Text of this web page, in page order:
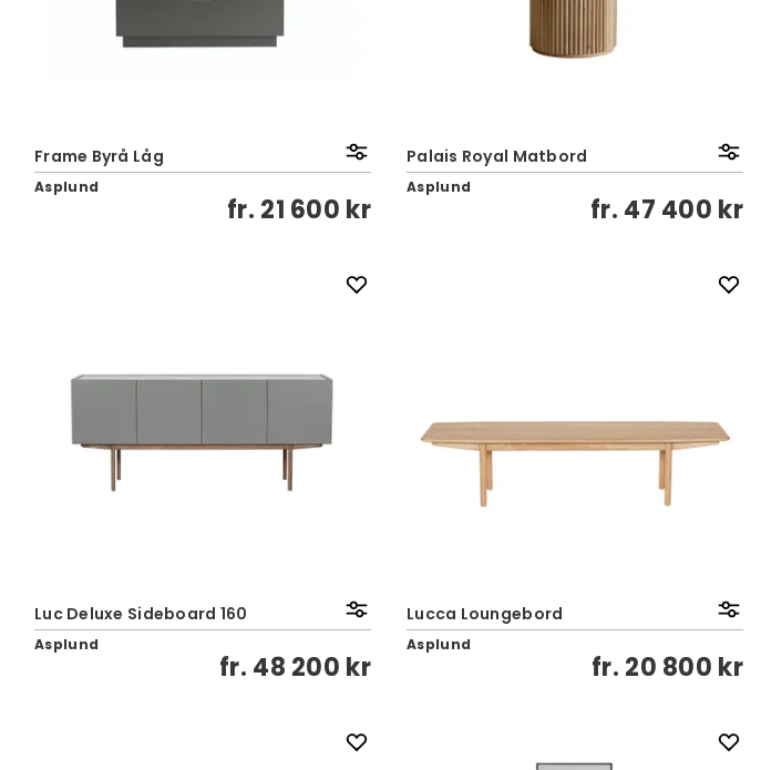
Frame Byrå Låg
Asplund
fr. 21 600 kr
Palais Royal Matbord
Asplund
fr. 47 400 kr
Luc Deluxe Sideboard 160
Asplund
fr. 48 200 kr
Lucca Loungebord
Asplund
fr. 20 800 kr